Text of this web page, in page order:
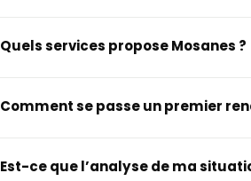
Quels services propose Mosanes ?
Assurances : pour protéger ce
Placements : pour faire évoluer
Comment se passe un premier
Est-ce que l’analyse de ma